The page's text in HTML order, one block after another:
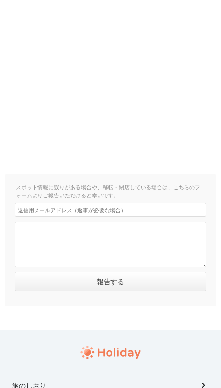
スポット情報に誤りがある場合や、移転・閉店している場合は、こちらのフ
ォームよりご報告いただけると幸いです。
旅のしおり